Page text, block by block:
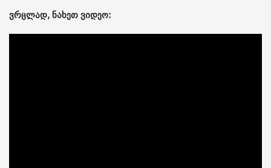
ვრცლად, ნახეთ ვიდეო: